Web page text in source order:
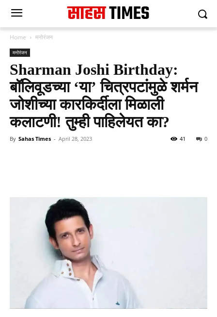
Home मनोरंजन
मनोरंजन
Sharman Joshi Birthday:
बॉलिवूडच्या ‘या’ चित्रपटांमुळे शर्मन
जोशीच्या कारकिर्दीला मिळाली
कलाटणी! तुम्ही पाहिलेयत का?
By Sahas Times - April 28, 2023 0
41